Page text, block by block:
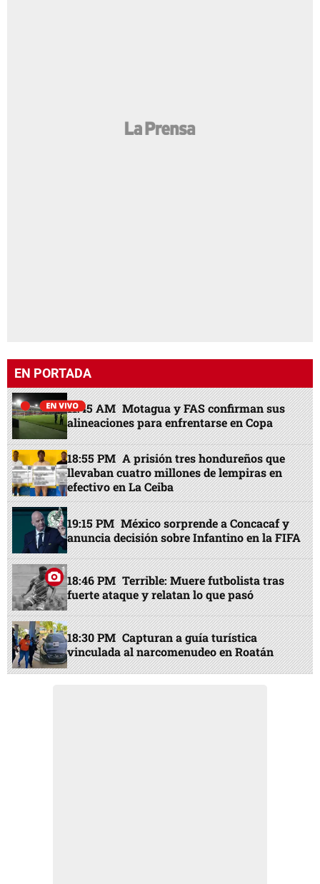
EN PORTADA
11:45 AM Motagua y FAS confirman sus
alineaciones para enfrentarse en Copa
18:55 PM A prisión tres hondureños que
llevaban cuatro millones de lempiras en
efectivo en La Ceiba
19:15 PM México sorprende a Concacaf y
anuncia decisión sobre Infantino en la FIFA
18:46 PM Terrible: Muere futbolista tras
fuerte ataque y relatan lo que pasó
18:30 PM Capturan a guía turística
vinculada al narcomenudeo en Roatán